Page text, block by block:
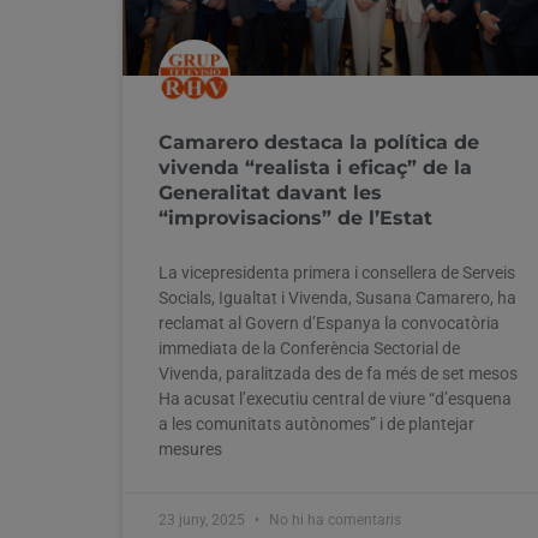
Camarero destaca la política de
vivenda “realista i eficaç” de la
Generalitat davant les
“improvisacions” de l’Estat
La vicepresidenta primera i consellera de Serveis
Socials, Igualtat i Vivenda, Susana Camarero, ha
reclamat al Govern d’Espanya la convocatòria
immediata de la Conferència Sectorial de
Vivenda, paralitzada des de fa més de set mesos
Ha acusat l’executiu central de viure “d’esquena
a les comunitats autònomes” i de plantejar
mesures
23 juny, 2025 No hi ha comentaris